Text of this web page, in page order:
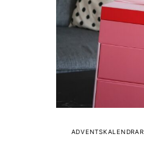
ADVENTSKALENDRAR